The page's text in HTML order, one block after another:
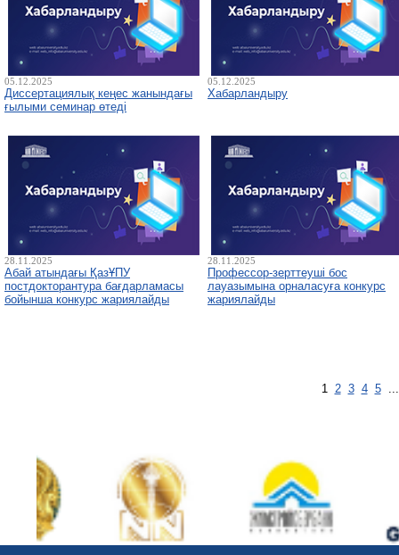
05.12.2025
Диссертациялық кеңес жанындағы
ғылыми семинар өтеді
05.12.2025
Хабарландыру
28.11.2025
Абай атындағы ҚазҰПУ
постдокторантура бағдарламасы
бойынша конкурс жариялайды
28.11.2025
Профессор-зерттеуші бос
лауазымына орналасуға конкурс
жариялайды
1 2 3 4 5